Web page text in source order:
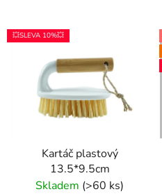
💥SLEVA 10%💥
Kartáč plastový
13.5*9.5cm
Skladem (>60 ks)